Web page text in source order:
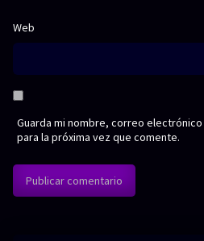
Web
Guarda mi nombre, correo
para la próxima vez que comente.